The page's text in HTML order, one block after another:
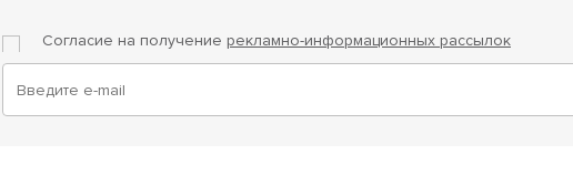
Согласие на получение рекламно-информационных рассылок